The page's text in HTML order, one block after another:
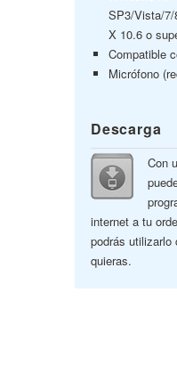
SP3/Vista/
X 10.6 o
Compatible
Micrófono
Descarga
Con
internet a tu
podrás utilizarlo
quieras.